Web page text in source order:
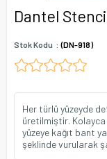
Dantel
Stok Kodu (DN-918)
Her türlü yüzeyde
üretilmiştir. Kolayca
yüzeye kağıt bant
şeklinde vurularak